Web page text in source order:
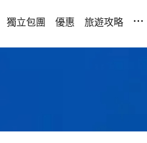
獨立包團 優惠 旅遊攻略 ...